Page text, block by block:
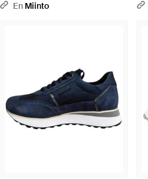
En Miinto